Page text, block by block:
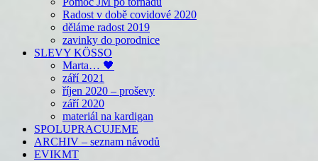
Radost v době covidové 2020
děláme radost 2019
zavinky do porodnice
SLEVY KÖSSO
Marta… 🖤
září 2021
říjen 2020 – proševy
září 2020
materiál na kardigan
SPOLUPRACUJEME
ARCHIV – seznam návodů
EVIKMT